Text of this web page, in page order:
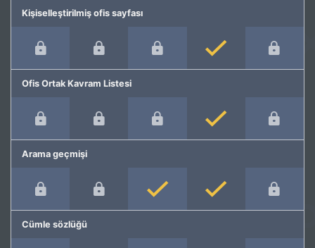
Kişiselleştirilmiş ofis sayfası
Ofis Ortak Kavram Listesi
Arama geçmişi
Cümle sözlüğü